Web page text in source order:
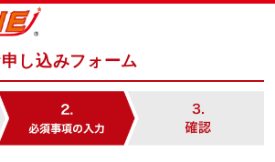
し込みフォーム